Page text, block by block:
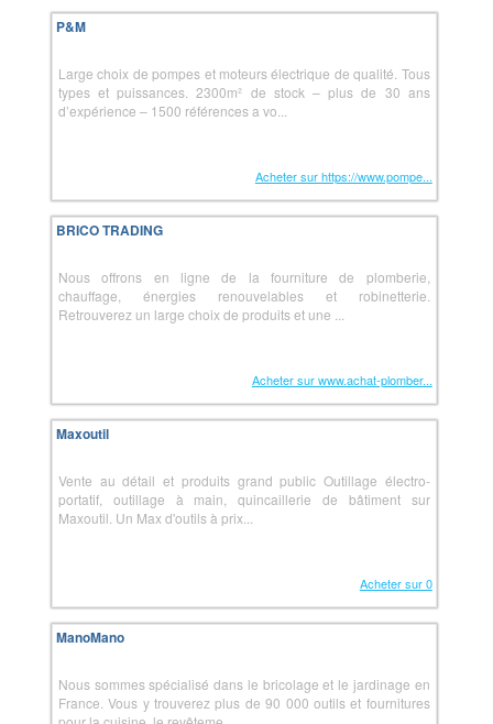
P&M
Large choix de pompes et moteurs électrique de qualité. Tous
types et puissances. 2300m² de stock – plus de 30 ans
d’expérience – 1500 références a vo...
Acheter sur https://www.pompe...
BRICO TRADING
Nous offrons en ligne de la fourniture de plomberie,
chauffage, énergies renouvelables et robinetterie.
Retrouverez un large choix de produits et une ...
Acheter sur www.achat-plomber...
Maxoutil
Vente au détail et produits grand public Outillage électro-
portatif, outillage à main, quincaillerie de bâtiment sur
Maxoutil. Un Max d'outils à prix...
Acheter sur 0
ManoMano
Nous sommes spécialisé dans le bricolage et le jardinage en
France. Vous y trouverez plus de 90 000 outils et fournitures